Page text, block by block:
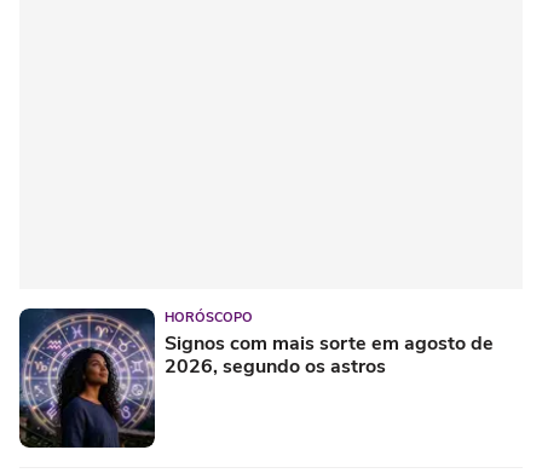
HORÓSCOPO
Signos com mais sorte em agosto de
2026, segundo os astros